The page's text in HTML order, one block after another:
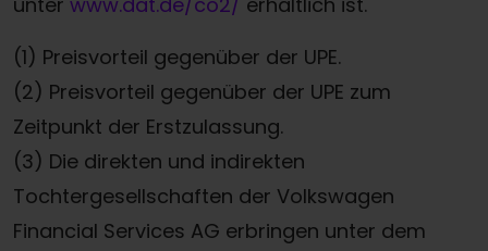
(1) Preisvorteil gegenüber der UPE.
(2) Preisvorteil gegenüber der UPE zum
Zeitpunkt der Erstzulassung.
(3) Die direkten und indirekten
Tochtergesellschaften der Volkswagen
Financial Services AG erbringen unter dem